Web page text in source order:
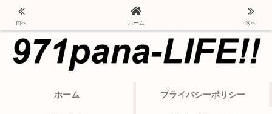
ポルシェ・パナメーラから変わったカーライフ
ホーム プライバシーポリシー
前へ ホーム 次へ